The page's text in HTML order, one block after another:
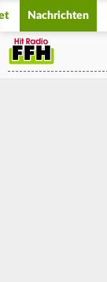
Nachrichten